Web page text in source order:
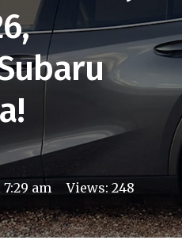
am Views:248